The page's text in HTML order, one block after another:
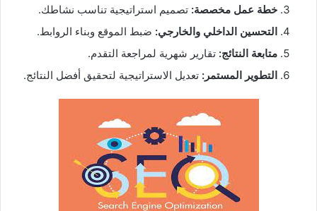
خطة عمل مخصصة: تصميم استراتيجية تناسب نشاطك.
التحسين الداخلي والخارجي: ضبط الموقع وبناء الروابط.
متابعة النتائج: تقارير شهرية لمراجعة التقدم.
التطوير المستمر: تعديل الاستراتيجية لتحقيق أفضل النتائج.